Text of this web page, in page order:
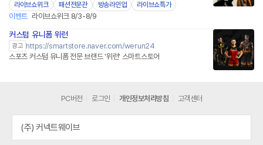
라이브쇼위크 패션전문관 방송라인업 라이브쇼특가
이벤트 라이브쇼위크 8/3-8/9
커스텀 유니폼 위런
광고 https://smartstore.naver.com/werun24
스포츠 커스텀 유니폼 전문 브랜드 '위런' 스마트스토어
PC버전 로그인 개인정보처리방침 고객센터
(주) 커넥트웨이브